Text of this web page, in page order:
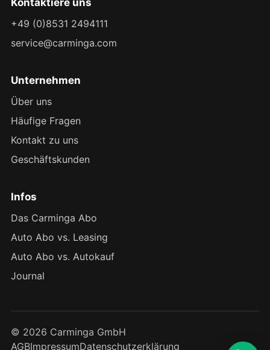
Kontaktiere uns
+49 (0)8531 2494111
service@carminga.com
Unternehmen
Über uns
Häufige Fragen
Kontakt zu uns
Geschäftskunden
Infos
Das Carminga Abo
Auto Abo vs. Leasing
Auto Abo vs. Autokauf
Journal
© 2026 Carminga GmbH
AGBImpressumDatenschutzerklärung